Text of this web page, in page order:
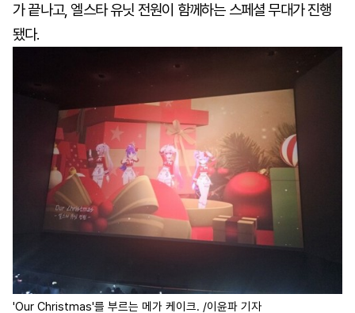
가 끝나고, 엘스타 유닛 전원이 함께하는 스페셜 무대가 진행
됐다.
'Our Christmas'를 부르는 메가 케이크. /이윤파 기자